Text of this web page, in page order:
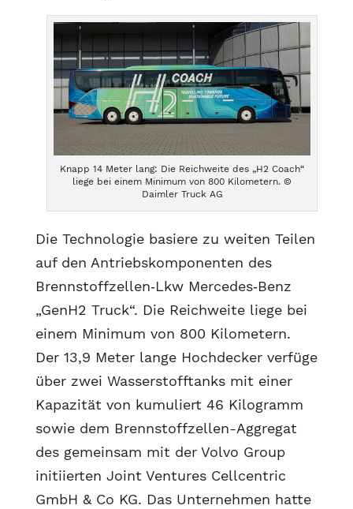
Knapp 14 Meter lang: Die Reichweite des „H2 Coach“
liege bei einem Minimum von 800 Kilometern. ©
Daimler Truck AG
Die Technologie basiere zu weiten Teilen
auf den Antriebskomponenten des
Brennstoffzellen‑Lkw Mercedes‑Benz
„GenH2 Truck“. Die Reichweite liege bei
einem Minimum von 800 Kilometern.
Der 13,9 Meter lange Hochdecker verfüge
über zwei Wasserstofftanks mit einer
Kapazität von kumuliert 46 Kilogramm
sowie dem Brennstoffzellen-Aggregat
des gemeinsam mit der Volvo Group
initiierten Joint Ventures Cellcentric
GmbH & Co KG. Das Unternehmen hatte